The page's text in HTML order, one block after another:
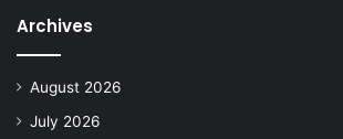
Archives
August 2026
July 2026